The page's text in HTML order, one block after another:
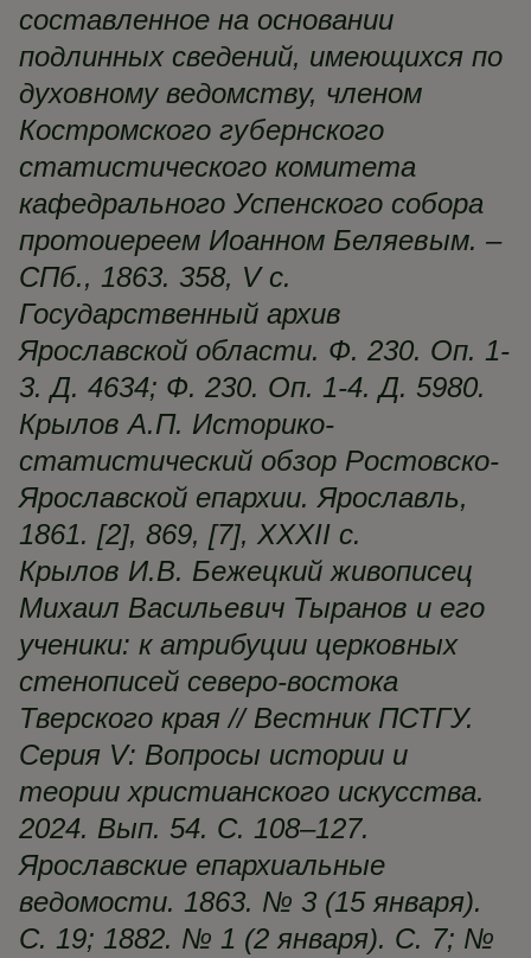
составленное на основании
подлинных сведений, имеющихся по
духовному ведомству, членом
Костромского губернского
статистического комитета
кафедрального Успенского собора
протоиереем Иоанном Беляевым. –
СПб., 1863. 358, V с.
Государственный архив
Ярославской области. Ф. 230. Оп. 1-
3. Д. 4634; Ф. 230. Оп. 1-4. Д. 5980.
Крылов А.П. Историко-
статистический обзор Ростовско-
Ярославской епархии. Ярославль,
1861. [2], 869, [7], XXXII с.
Крылов И.В. Бежецкий живописец
Михаил Васильевич Тыранов и его
ученики: к атрибуции церковных
стенописей северо-востока
Тверского края // Вестник ПСТГУ.
Серия V: Вопросы истории и
теории христианского искусства.
2024. Вып. 54. С. 108–127.
Ярославские епархиальные
ведомости. 1863. № 3 (15 января).
С. 19; 1882. № 1 (2 января). С. 7; №